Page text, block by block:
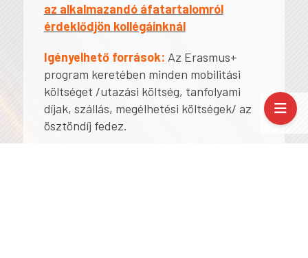
az alkalmazandó áfatartalomról
érdeklődjön kollégáinknál
Igényelhető források: Az Erasmus+
program keretében minden mobilitási
költséget /utazási költség, tanfolyami
díjak, szállás, megélhetési költségek/ az
ösztöndíj fedez.